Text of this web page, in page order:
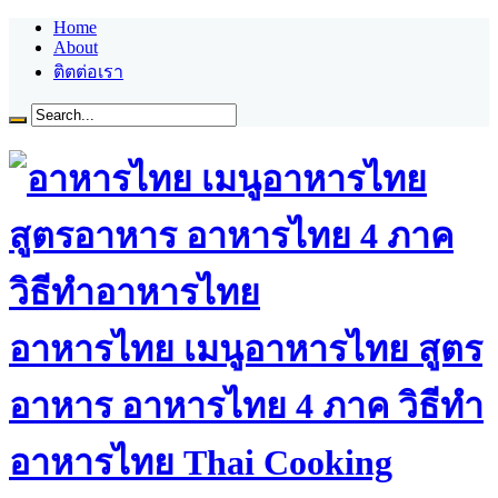
Home
About
ติตต่อเรา
อาหารไทย เมนูอาหารไทย สูตร
อาหาร อาหารไทย 4 ภาค วิธีทำ
อาหารไทย Thai Cooking